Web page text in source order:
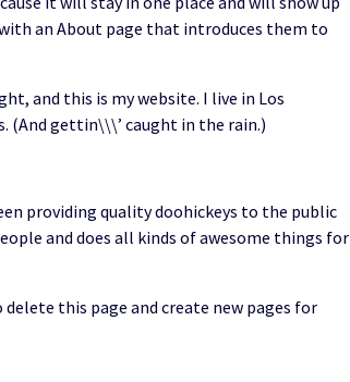
an About page that introduces them to
and this is my website. I live in Los
(And gettin\\\’ caught in the rain.)
providing quality doohickeys to the public
and does all kinds of awesome things for
delete this page and create new pages for